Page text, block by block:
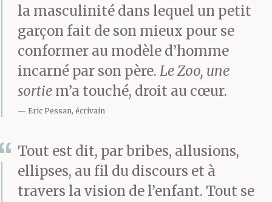
Ce putain de ballon va
te fendre le visage en
deux si tu lèves pas les
mains.
C’était le jour où l’arbre
a cassé à cause de la
tempête, la nuit où on
la masculinité dans lequel un petit
garçon fait de son mieux pour se
conformer au modèle d’homme
incarné par son père. Le Zoo, une
sortie m’a touché, droit au cœur.
Eric Pessan, écrivain
Tout est dit, par bribes, allusions,
ellipses, au fil du discours et à
travers la vision de l’enfant. Tout se